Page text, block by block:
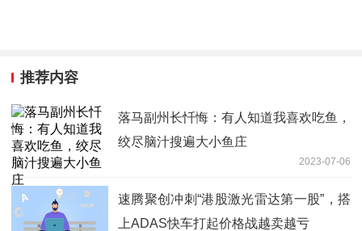
推荐内容
落马副州长忏悔：有人知道我喜欢吃鱼，
绞尽脑汁搜遍大小鱼庄
2023-07-06
速腾聚创冲刺“港股激光雷达第一股”，搭
上ADAS快车打起价格战越卖越亏